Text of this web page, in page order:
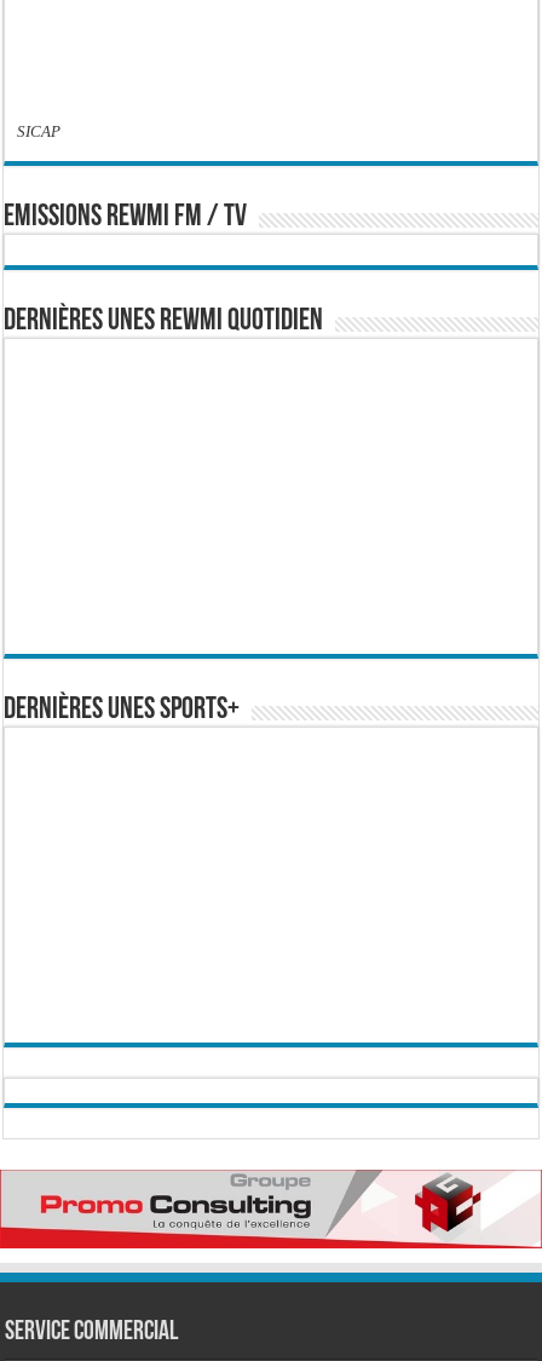
SICAP
EMISSIONS REWMI FM / TV
Dernières Unes Rewmi Quotidien
Dernières Unes Sports+
Service commercial